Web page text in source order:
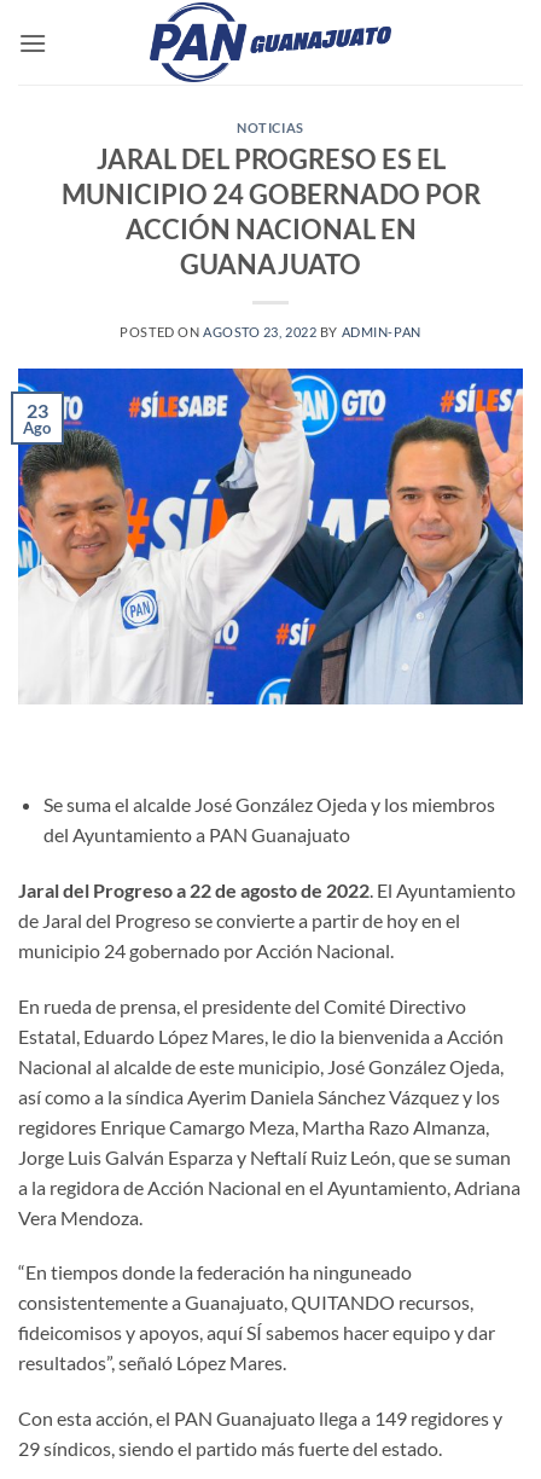
NOTICIAS
JARAL DEL PROGRESO ES EL
MUNICIPIO 24 GOBERNADO POR
ACCIÓN NACIONAL EN
GUANAJUATO
POSTED ON AGOSTO 23, 2022 BY ADMIN-PAN
23
Ago
Se suma el alcalde José González Ojeda y los miembros
del Ayuntamiento a PAN Guanajuato
Jaral del Progreso a 22 de agosto de 2022. El Ayuntamiento
de Jaral del Progreso se convierte a partir de hoy en el
municipio 24 gobernado por Acción Nacional.
En rueda de prensa, el presidente del Comité Directivo
Estatal, Eduardo López Mares, le dio la bienvenida a Acción
Nacional al alcalde de este municipio, José González Ojeda,
así como a la síndica Ayerim Daniela Sánchez Vázquez y los
regidores Enrique Camargo Meza, Martha Razo Almanza,
Jorge Luis Galván Esparza y Neftalí Ruiz León, que se suman
a la regidora de Acción Nacional en el Ayuntamiento, Adriana
Vera Mendoza.
“En tiempos donde la federación ha ninguneado
consistentemente a Guanajuato, QUITANDO recursos,
fideicomisos y apoyos, aquí SÍ sabemos hacer equipo y dar
resultados”, señaló López Mares.
Con esta acción, el PAN Guanajuato llega a 149 regidores y
29 síndicos, siendo el partido más fuerte del estado.